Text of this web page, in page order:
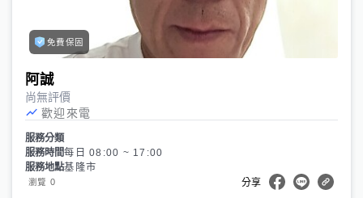
免費保固
阿誠
尚無評價
歡迎來電
服務分類
服務時間每日 08:00 ~ 17:00
服務地點基隆市
瀏覽 0 分享